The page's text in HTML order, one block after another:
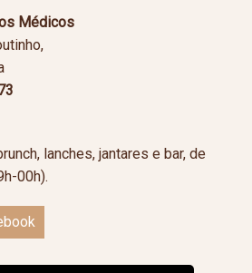
Médicos
lanches, jantares e bar, de
00h).